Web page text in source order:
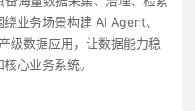
业务场景构建 AI Agent、
级数据应用，让数据能力稳
心业务系统。